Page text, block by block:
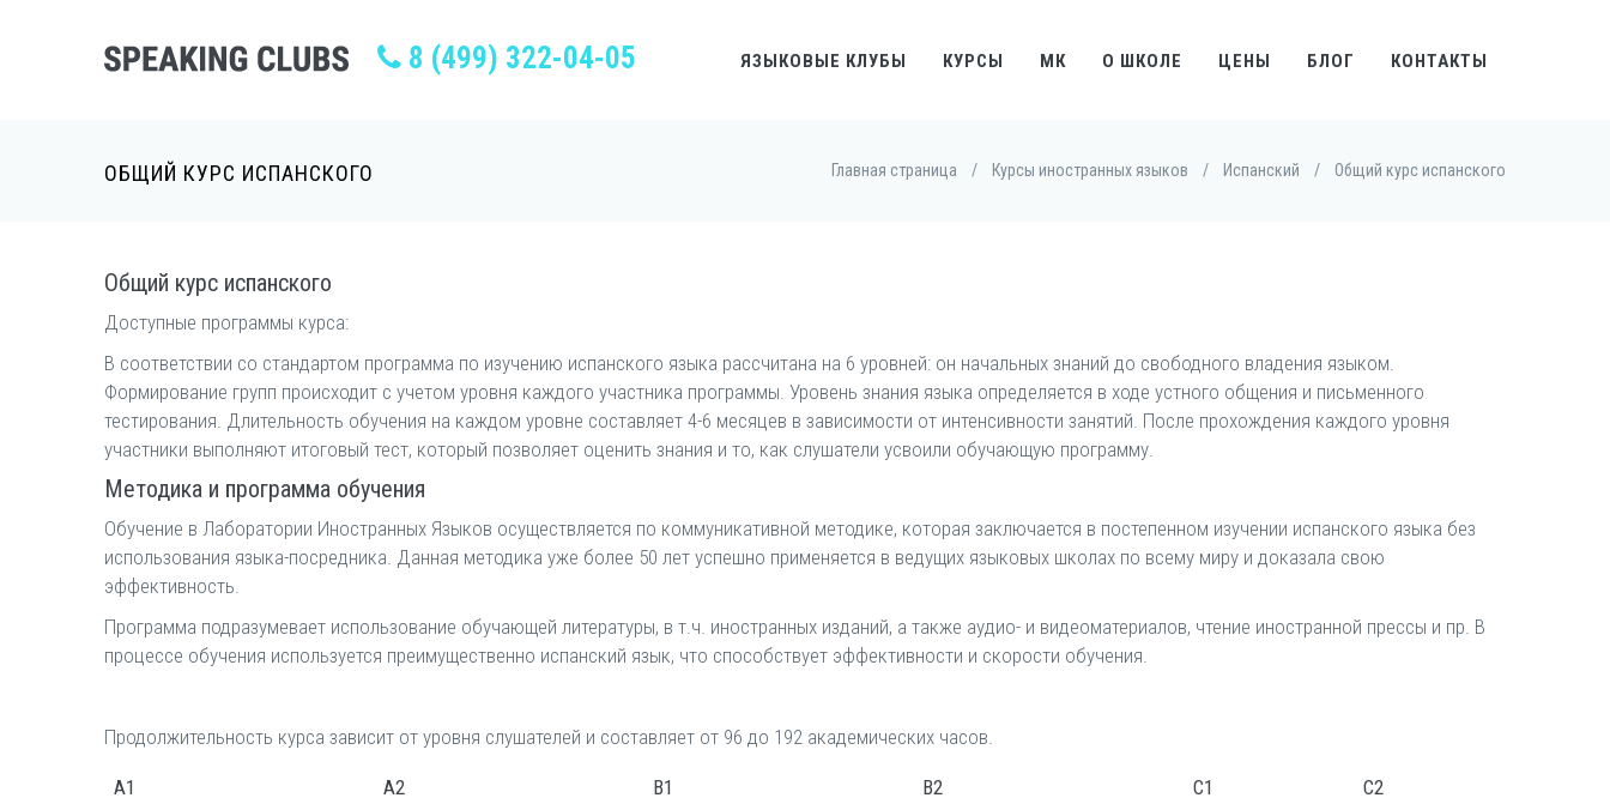
8 (499) 322-04-05 ЯЗЫКОВЫЕ КЛУБЫ КУРСЫ МК О ШКОЛЕ ЦЕНЫ БЛОГ КОНТАКТЫ
Главная страница / Курсы иностранных языков / Испанский / Общий курс испанского
ОБЩИЙ КУРС ИСПАНСКОГО
Общий курс испанского
Доступные программы курса:
В соответствии со стандартом программа по изучению испанского языка рассчитана на 6 уровней: он начальных знаний до свободного владения языком.
Формирование групп происходит с учетом уровня каждого участника программы. Уровень знания языка определяется в ходе устного общения и письменного
тестирования. Длительность обучения на каждом уровне составляет 4-6 месяцев в зависимости от интенсивности занятий. После прохождения каждого уровня
участники выполняют итоговый тест, который позволяет оценить знания и то, как слушатели усвоили обучающую программу.
Методика и программа обучения
Обучение в Лаборатории Иностранных Языков осуществляется по коммуникативной методике, которая заключается в постепенном изучении испанского языка без
использования языка-посредника. Данная методика уже более 50 лет успешно применяется в ведущих языковых школах по всему миру и доказала свою
эффективность.
Программа подразумевает использование обучающей литературы, в т.ч. иностранных изданий, а также аудио- и видеоматериалов, чтение иностранной прессы и пр. В
процессе обучения используется преимущественно испанский язык, что способствует эффективности и скорости обучения.
Продолжительность курса зависит от уровня слушателей и составляет от 96 до 192 академических часов.
A1 A2 B1 B2 C1 C2